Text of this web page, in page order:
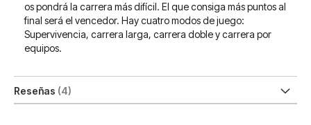
os pondrá la carrera más difícil. El que consiga más puntos al
final será el vencedor. Hay cuatro modos de juego:
Supervivencia, carrera larga, carrera doble y carrera por
equipos.
Reseñas 4